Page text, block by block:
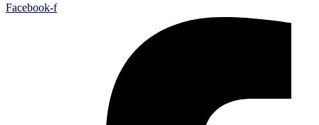
Facebook-f